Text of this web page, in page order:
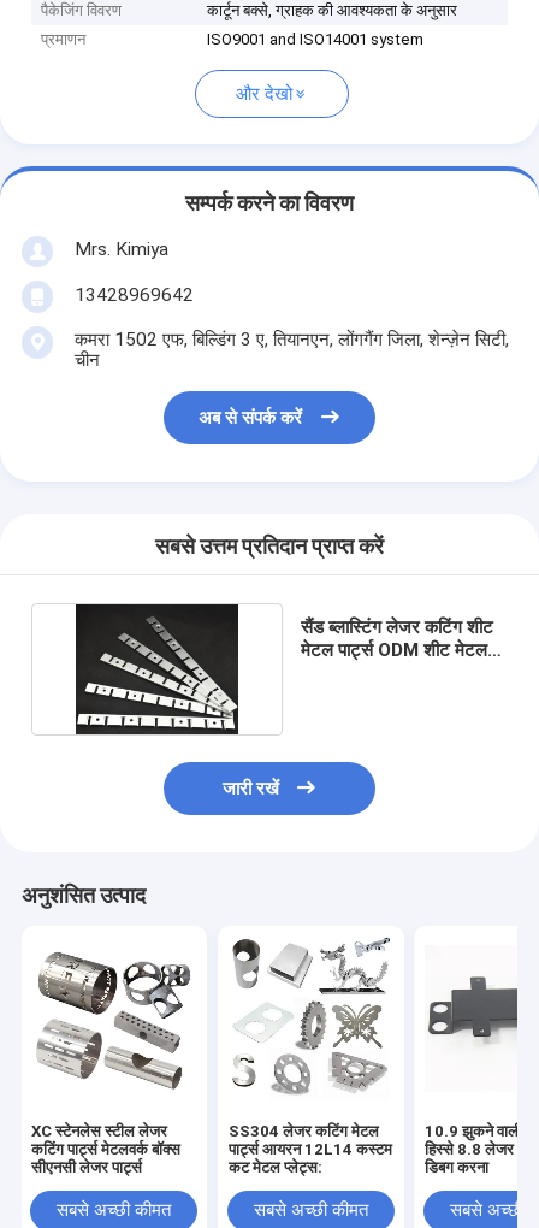
पैकेजिंग विवरण
कार्टून बक्से, ग्राहक की आवश्यकता के अनुसार
प्रमाणन
ISO9001 and ISO14001 system
और देखो
सम्पर्क करने का विवरण
Mrs. Kimiya
13428969642
कमरा 1502 एफ, बिल्डिंग 3 ए, तियानएन, लोंगगैंग जिला, शेन्ज़ेन सिटी,
चीन
अब से संपर्क करें
सबसे उत्तम प्रतिदान प्राप्त करें
सैंड ब्लास्टिंग लेजर कटिंग शीट
मेटल पार्ट्स ODM शीट मेटल
जारी रखें
अनुशंसित उत्पाद
XC स्टेनलेस स्टील लेजर
कटिंग पार्ट्स मेटलवर्क बॉक्स
सीएनसी लेजर पार्ट्स
सबसे अच्छी कीमत
SS304 लेजर कटिंग मेटल
पार्ट्स आयरन 12L14 कस्टम
कट मेटल प्लेट्स:
सबसे अच्छी कीमत
10.9 झुकने वाली
हिस्से 8.8 लेजर कट
डिबग करना
सबसे अच्छी